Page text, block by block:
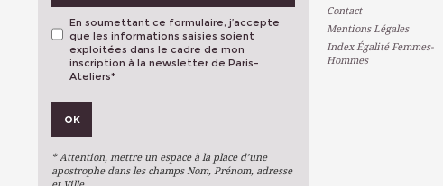
Métiers D'art
Arts Du Texte
En soumettant ce formulaire, j’accepte
que les informations saisies soient
exploitées dans le cadre de mon
inscription à la newsletter de Paris-
Ateliers*
OK
* Attention, mettre un espace à la place d’une
apostrophe dans les champs Nom, Prénom, adresse
Contact
Mentions Légales
Index Égalité Femmes-
Hommes